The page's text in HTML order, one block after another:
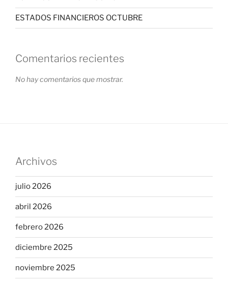
ESTADOS FINANCIEROS OCTUBRE
Comentarios recientes
No hay comentarios que mostrar.
Archivos
julio 2026
abril 2026
febrero 2026
diciembre 2025
noviembre 2025